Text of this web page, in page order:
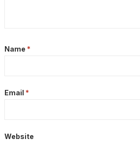
Name *
Email *
Website